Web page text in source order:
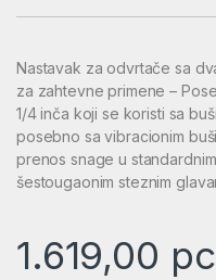
Nastavak za odvrtače sa
za zahtevne primene –
1/4 inča koji se koristi sa
posebno sa vibracionim
prenos snage u
šestougaonim steznim
1.619,00